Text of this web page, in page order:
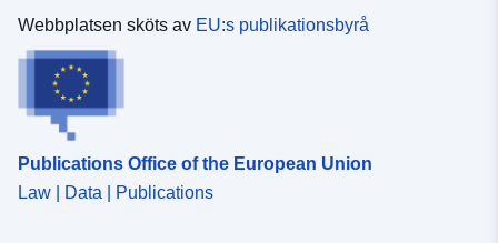
Webbplatsen sköts av EU:s publikationsbyrå
Publications Office of the European Union
Law | Data | Publications